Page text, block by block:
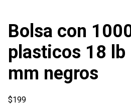
Bolsa con
plasticos 18 lb
mm negros
$199